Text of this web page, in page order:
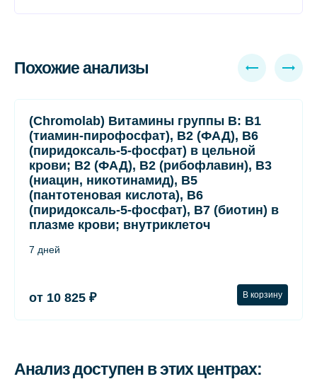
Похожие анализы
(Chromolab) Витамины группы B: B1
(тиамин-пирофосфат), B2 (ФАД), B6
(пиридоксаль-5-фосфат) в цельной
крови; B2 (ФАД), B2 (рибофлавин), B3
(ниацин, никотинамид), B5
(пантотеновая кислота), B6
(пиридоксаль-5-фосфат), B7 (биотин) в
плазме крови; внутриклеточ
7 дней
от 10 825 ₽ В корзину
Анализ доступен в этих центрах: